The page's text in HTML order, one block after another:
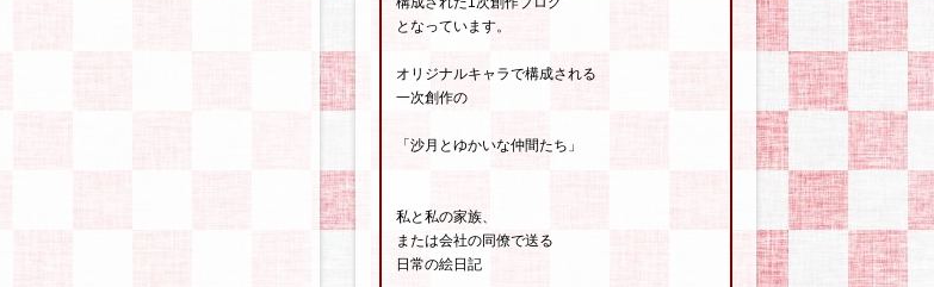
となっています。
オリジナルキャラで構成される
一次創作の
「沙月とゆかいな仲間たち」
私と私の家族、
または会社の同僚で送る
日常の絵日記